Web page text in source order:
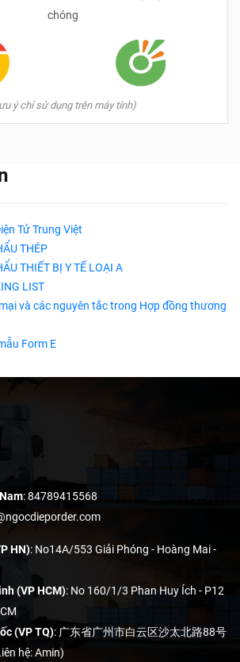
chóng
ý chỉ sử dụng trên máy tính)
Tử Trung Việt
THÉP
THIẾT BỊ Y TẾ LOẠI A
LIST
và các nguyên tắc trong Hợp đồng thương
Form E
: 84789415568
HN): No14A/553 Giải Phóng - Hoàng Mai -
(VP HCM): No 160/1/3 Phan Huy Ích - P12
(VP TQ): 广东省广州市白云区沙太北路88号
hệ: Amin)